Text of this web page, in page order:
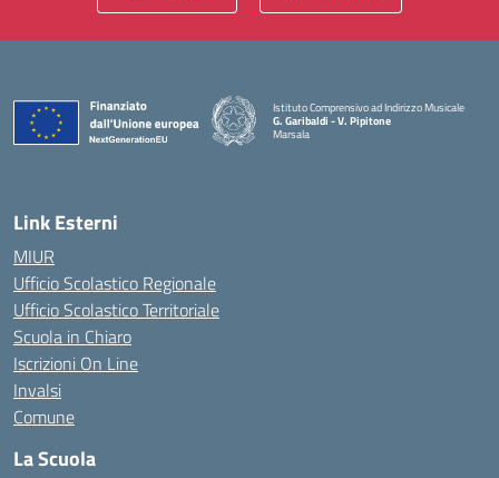
Istituto Comprensivo ad Indirizzo Musicale
G. Garibaldi - V. Pipitone
Marsala
Link Esterni
MIUR
Ufficio Scolastico Regionale
Ufficio Scolastico Territoriale
Scuola in Chiaro
Iscrizioni On Line
Invalsi
Comune
La Scuola